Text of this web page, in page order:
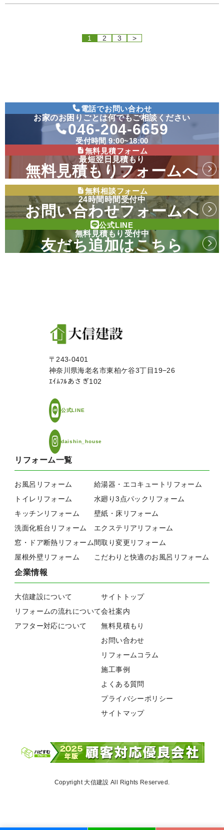
1 2 3 >
電話でお問い合わせ
お家のお困りごとは何でもご相談ください
046-204-6659
受付時間 9:00~18:00
無料見積フォーム
最短翌日見積もり
無料見積もりフォームへ
無料相談フォーム
24時間時間受付中
お問い合わせフォームへ
公式LINE
無料見積もり受付中
友だち追加はこちら
〒243-0401
神奈川県海老名市東柏ケ谷3丁目19−26
ｴｲﾑﾌﾙあさぎ102
公式LINE
daishin_house
リフォーム一覧
お風呂リフォーム
トイレリフォーム
キッチンリフォーム
洗面化粧台リフォーム
窓・ドア断熱リフォーム
屋根外壁リフォーム
給湯器・エコキュートリフォーム
水廻り3点パックリフォーム
壁紙・床リフォーム
エクステリアリフォーム
間取り変更リフォーム
こだわりと快適のお風呂リフォーム
企業情報
大信建設について
リフォームの流れについて
アフター対応について
サイトトップ
会社案内
無料見積もり
お問い合わせ
リフォームコラム
施工事例
よくある質問
プライバシーポリシー
サイトマップ
Copyright 大信建設 All Rights Reserved.